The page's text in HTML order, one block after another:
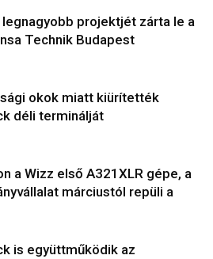
legnagyobb projektjét zárta le a
Technik Budapest
okok miatt kiürítették
déli terminálját
a Wizz első A321XLR gépe, a
márciustól repüli a
is együttműködik az